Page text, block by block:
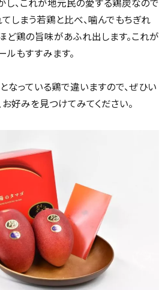
しまう若鶏と比べ、噛んでもちぎれ
ど鶏の旨味があふれ出します。これが
ルもすすみます。
なっている鶏で違いますので、ぜひい
好みを見つけてみてください。